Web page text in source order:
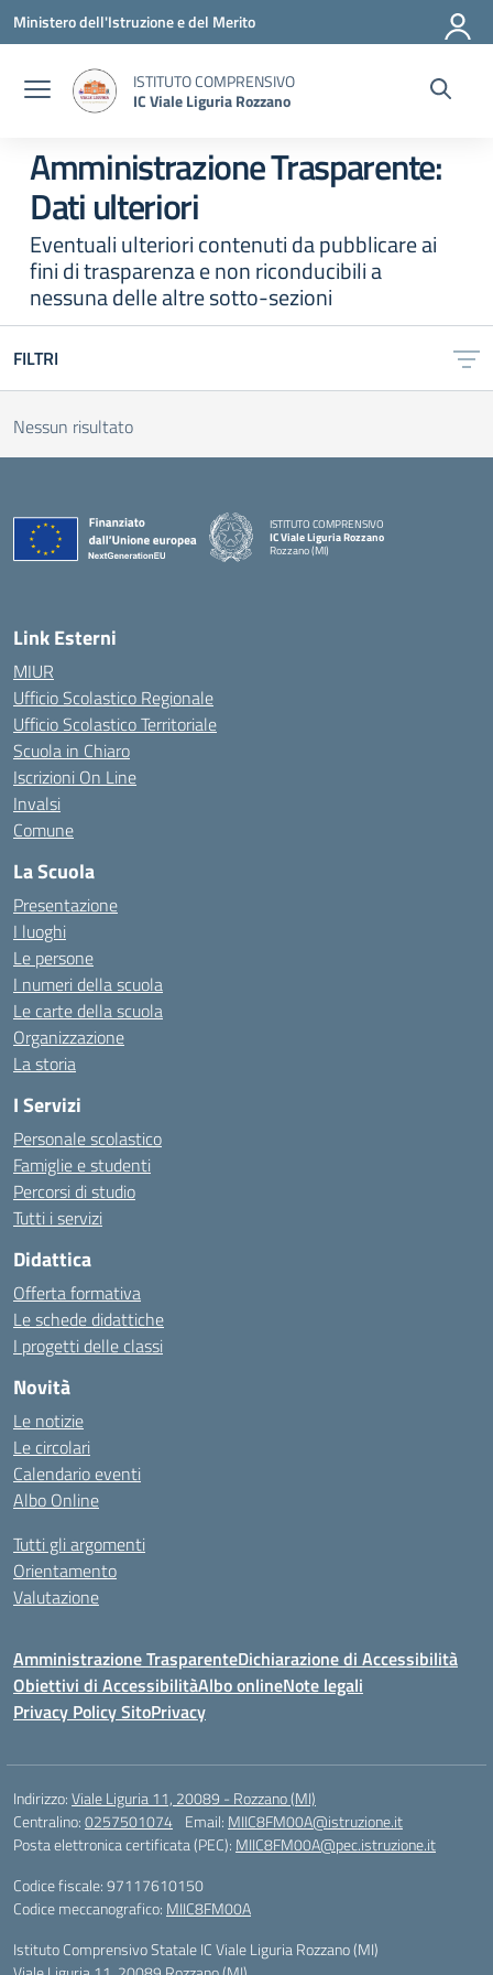
Vai ai contenuti
Vai al menu di navigazione
Vai al footer
Ministero dell'Istruzione e del Merito
ISTITUTO COMPRENSIVO
IC Viale Liguria Rozzano
Amministrazione Trasparente:
Dati ulteriori
Eventuali ulteriori contenuti da pubblicare ai
fini di trasparenza e non riconducibili a
nessuna delle altre sotto-sezioni
FILTRI
Nessun risultato
ISTITUTO COMPRENSIVO
IC Viale Liguria Rozzano
Rozzano (MI)
Link Esterni
MIUR
Ufficio Scolastico Regionale
Ufficio Scolastico Territoriale
Scuola in Chiaro
Iscrizioni On Line
Invalsi
Comune
La Scuola
Presentazione
I luoghi
Le persone
I numeri della scuola
Le carte della scuola
Organizzazione
La storia
I Servizi
Personale scolastico
Famiglie e studenti
Percorsi di studio
Tutti i servizi
Didattica
Offerta formativa
Le schede didattiche
I progetti delle classi
Novità
Le notizie
Le circolari
Calendario eventi
Albo Online
Tutti gli argomenti
Orientamento
Valutazione
Amministrazione TrasparenteDichiarazione di Accessibilità
Obiettivi di AccessibilitàAlbo onlineNote legali
Privacy Policy SitoPrivacy
Indirizzo:Viale Liguria 11, 20089 - Rozzano (MI)
Centralino:0257501074 Email: MIIC8FM00A@istruzione.it
Posta elettronica certificata (PEC): MIIC8FM00A@pec.istruzione.it
Codice fiscale: 97117610150
Codice meccanografico: MIIC8FM00A
Istituto Comprensivo Statale IC Viale Liguria Rozzano (MI)